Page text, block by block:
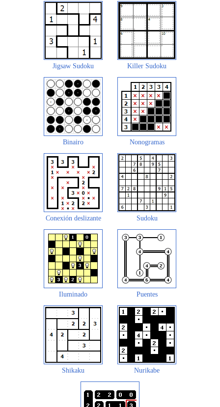
Jigsaw Sudoku Killer Sudoku
Binairo Nonogramas
Conexión deslizante Sudoku
Iluminado Puentes
Shikaku Nurikabe